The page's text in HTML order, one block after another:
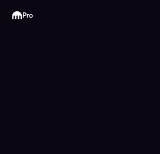
Kraken
Pro